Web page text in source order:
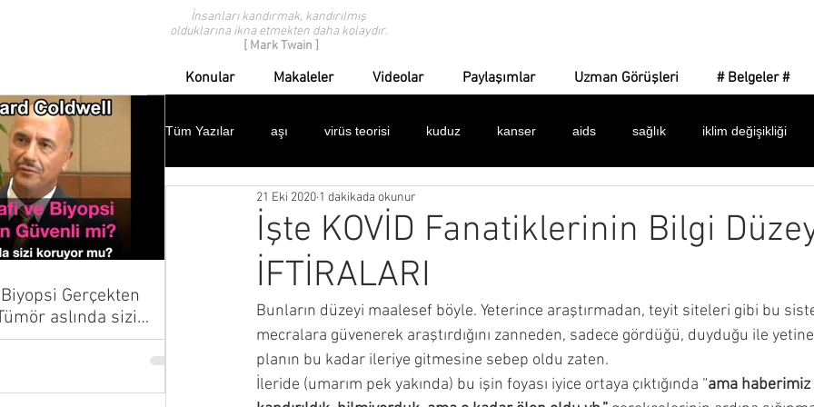
İnsanları kandırmak, kandırılmış
olduklarına ikna etmekten daha kolaydır.
[ Mark Twain ]
Konular Makaleler Videolar Paylaşımlar Uzman Görüşleri # Belgeler #
Tüm Yazılar aşı virüs teorisi kuduz kanser aids sağlık iklim değişikliği
modern tıp eleştirisi geçmişten işaretler
ispanyol gribi domuz gribi dünya sağlık örgütü
protestolar istatistikler asılsız haberler silinen
İşte KOVİD Fanatiklerinin Bilgi
İFTİRALARI
21 Eki 2020 1 dakikada okunur
Bunların düzeyi maalesef böyle. Yeterince araştırmadan, teyit siteleri gibi bu
mecralara güvenerek araştırdığını zanneden, sadece gördüğü, duyduğu ile
planın bu kadar ileriye gitmesine sebep oldu zaten.
İleride (umarım pek yakında) bu işin foyası iyice ortaya çıktığında “ama
Gerçekten